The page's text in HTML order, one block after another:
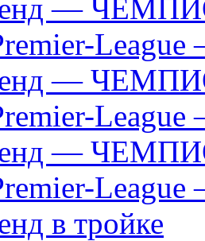
—
—
—
в тройке